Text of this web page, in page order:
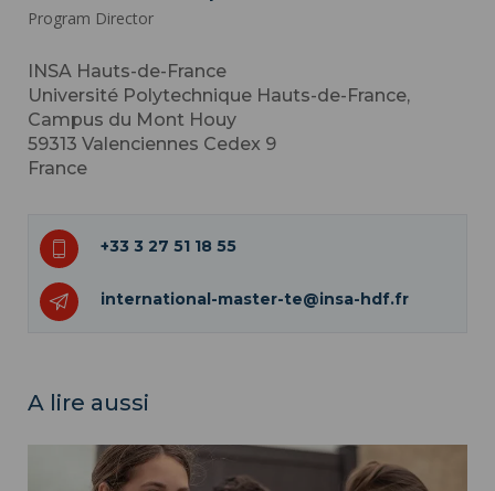
Program Director
INSA Hauts-de-France
Université Polytechnique Hauts-de-France,
Campus du Mont Houy
59313 Valenciennes Cedex 9
France
+33 3 27 51 18 55
international-master-te@insa-hdf.fr
A lire aussi
Masters ">